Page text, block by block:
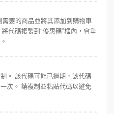
要的商品並將其添加到購物車
代碼複製到“優惠碼”框內，會重
。 該代碼可能已過期，該代碼
次。 請複制並粘貼代碼以避免